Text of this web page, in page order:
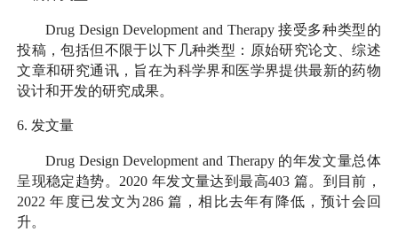
Drug Design Development and Therapy接受多种类型的
投稿，包括但不限于以下几种类型：原始研究论文、综述
文章和研究通讯，旨在为科学界和医学界提供最新的药物
设计和开发的研究成果。
6. 发文量
Drug Design Development and Therapy的年发文量总体
呈现稳定趋势。 2020 年发文量达到最高403 篇。到目前，
2022 年度已发文为 286篇，相比去年有降低，预计会回
升。